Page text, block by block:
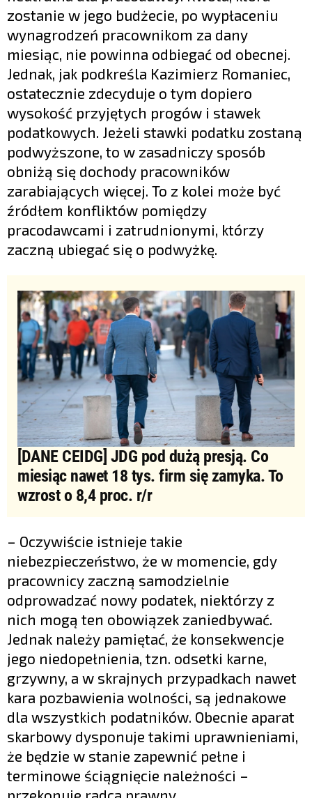
zostanie w jego budżecie, po wypłaceniu
wynagrodzeń pracownikom za dany
miesiąc, nie powinna odbiegać od obecnej.
Jednak, jak podkreśla Kazimierz Romaniec,
ostatecznie zdecyduje o tym dopiero
wysokość przyjętych progów i stawek
podatkowych. Jeżeli stawki podatku zostaną
podwyższone, to w zasadniczy sposób
obniżą się dochody pracowników
zarabiających więcej. To z kolei może być
źródłem konfliktów pomiędzy
pracodawcami i zatrudnionymi, którzy
zaczną ubiegać się o podwyżkę.
[DANE CEIDG] JDG pod dużą presją. Co
miesiąc nawet 18 tys. firm się zamyka. To
wzrost o 8,4 proc. r/r
– Oczywiście istnieje takie
niebezpieczeństwo, że w momencie, gdy
pracownicy zaczną samodzielnie
odprowadzać nowy podatek, niektórzy z
nich mogą ten obowiązek zaniedbywać.
Jednak należy pamiętać, że konsekwencje
jego niedopełnienia, tzn. odsetki karne,
grzywny, a w skrajnych przypadkach nawet
kara pozbawienia wolności, są jednakowe
dla wszystkich podatników. Obecnie aparat
skarbowy dysponuje takimi uprawnieniami,
że będzie w stanie zapewnić pełne i
terminowe ściągnięcie należności –